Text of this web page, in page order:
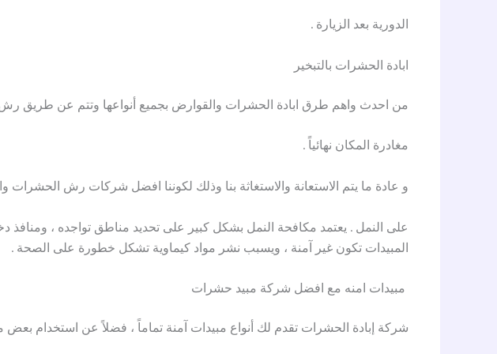
الدورية بعد الزيارة .
ابادة الحشرات بالتبخير
من احدث واهم طرق ابادة الحشرات والقوارض بجميع أنواعها وتتم عن طريق رش
مغادرة المكان نهائياً .
و عادة ما يتم الاستعانة والاستغاثة بنا وذلك لكوننا افضل شركات رش الحشرات
على النمل . يعتمد مكافحة النمل بشكل كبير على تحديد مناطق تواجده ،
المبيدات تكون غير آمنة ، ويسبب نشر مواد كيماوية تشكل خطورة على الصحة .
مبيدات امنه مع افضل شركة مبيد حشرات
شركة إبادة الحشرات تقدم لك أنواع مبيدات آمنة تماماً ، فضلاً عن استخدام